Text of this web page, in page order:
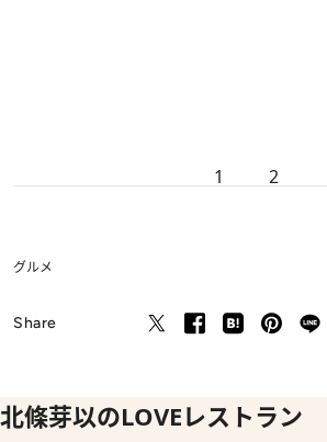
1 2
グルメ
Share
北條芽以のLOVEレストラン